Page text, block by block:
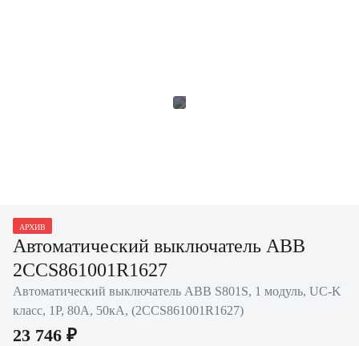
АРХИВ
Автоматический выключатель ABB
2CCS861001R1627
Автоматический выключатель ABB S801S, 1 модуль, UC-K
класс, 1P, 80А, 50кА, (2CCS861001R1627)
23 746 ₽